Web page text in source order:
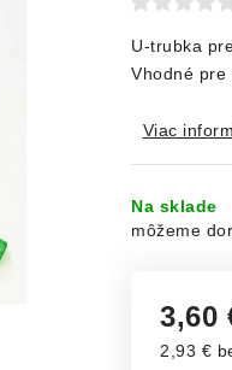
U-trubka
Vhodné pre
Viac
Na sklade
3,60
2,93 €